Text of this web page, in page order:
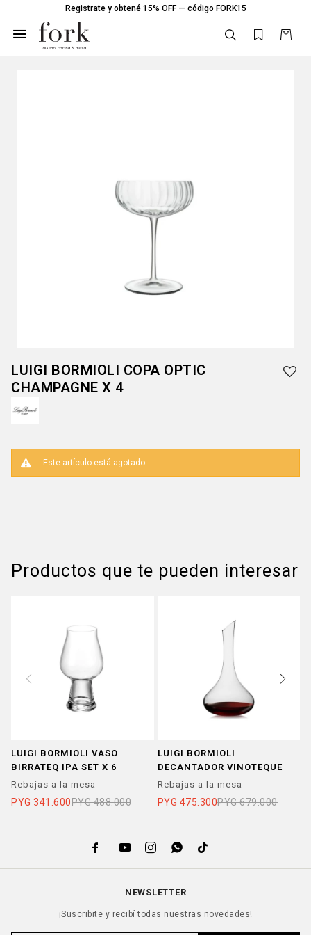
Registrate y obtené 15% OFF — código FORK15

LUIGI BORMIOLI COPA OPTIC
CHAMPAGNE X 4
Este artículo está agotado.
Productos que te pueden interesar
LUIGI BORMIOLI VASO
BIRRATEQ IPA SET X 6
Rebajas a la mesa
PYG 341.600PYG 488.000
LUIGI BORMIOLI
DECANTADOR VINOTEQUE
Rebajas a la mesa
PYG 475.300PYG 679.000
    
NEWSLETTER
¡Suscribite y recibí todas nuestras novedades!